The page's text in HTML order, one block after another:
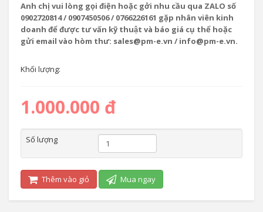
Anh chị vui lòng gọi điện hoặc gởi nhu cầu qua ZALO số
0902720814 / 0907450506 / 0766226161 gặp nhân viên kinh
doanh để được tư vấn kỹ thuật và báo giá cụ thể hoặc
gửi email vào hòm thư: sales@pm-e.vn / info@pm-e.vn.
Khối lượng:
1.000.000 đ
Số lượng
Thêm vào giỏ Mua ngay